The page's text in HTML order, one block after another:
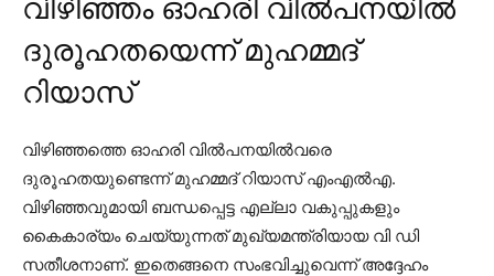
വിഴിഞ്ഞം ഓഹരി വിൽപനയിൽ
ദുരൂഹതയെന്ന് മുഹമ്മദ്
റിയാസ്
വിഴിഞ്ഞത്തെ ഓഹരി വില്‍പനയില്‍വരെ
ദുരൂഹതയുണ്ടെന്ന് മുഹമ്മദ് റിയാസ് എംഎല്‍എ.
വിഴിഞ്ഞവുമായി ബന്ധപ്പെട്ട എല്ലാ വകുപ്പുകളും
കൈകാര്യം ചെയ്യുന്നത് മുഖ്യമന്ത്രിയായ വി ഡി
സതീശനാണ്. ഇതെങ്ങനെ സംഭവിച്ചുവെന്ന് അദ്ദേഹം